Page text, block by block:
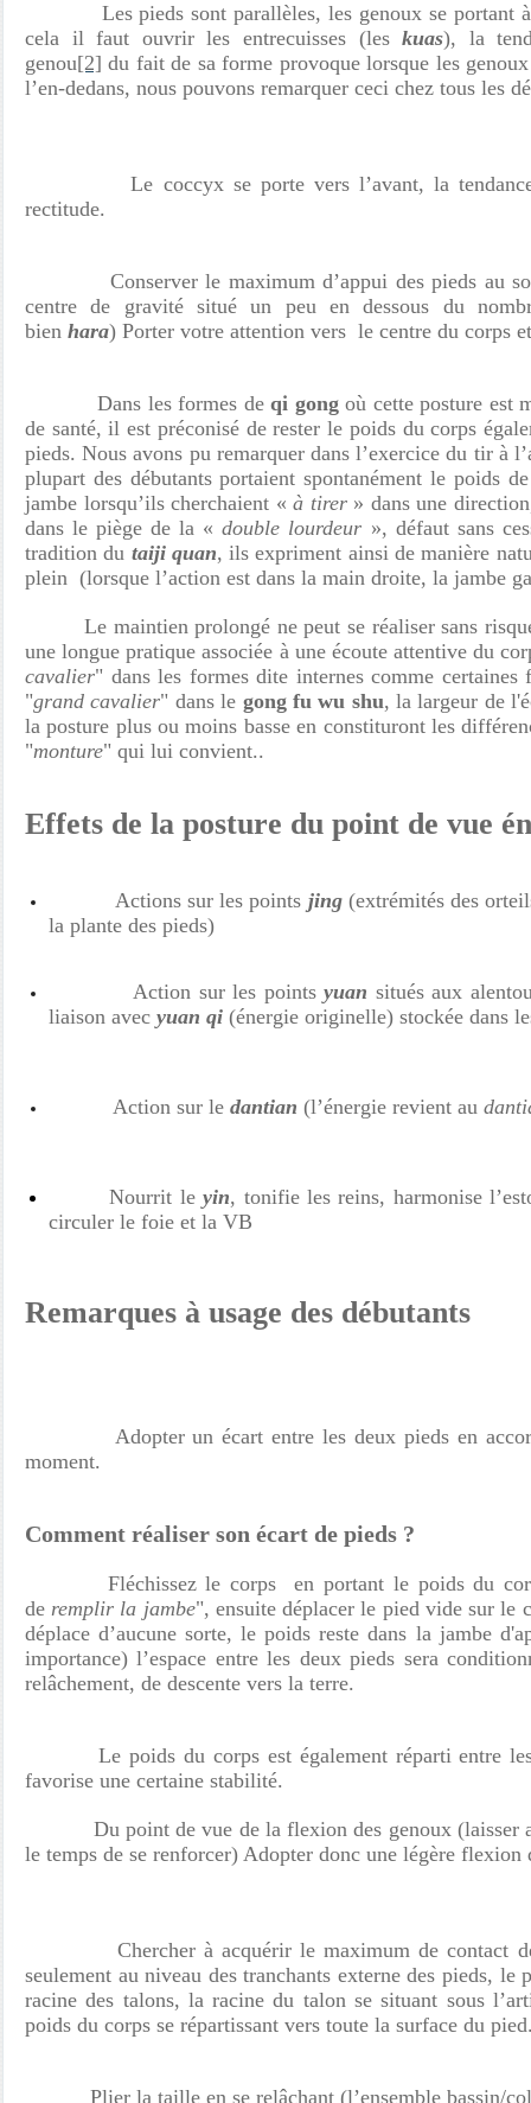
Les pieds sont parallèles, les genoux se portant à
cela il faut ouvrir les entrecuisses (leskuas), la
genou[2] du fait de sa forme provoque lorsque les
l’en-dedans, nous pouvons remarquer ceci chez tous les
Le coccyx se porte vers l’avant, la tendance
rectitude.
Conserver le maximum d’appui des pieds au sol.
centre de gravité situé un peu en dessous du
bien hara) Porter votre attention vers le centre du corps
Dans les formes deqi gongoù cette posture est
de santé, il est préconisé de rester le poids du corps
pieds. Nous avons pu remarquer dans l’exercice du tir à
plupart des débutants portaient spontanément le poids
jambe lorsqu’ils cherchaient « à tirer» dans une
dans le piège de la «double lourdeur », défaut sans
tradition du taiji quan, ils expriment ainsi de manière
plein (lorsque l’action est dans la main droite, la jambe
Le maintien prolongé ne peut se réaliser sans risque
une longue pratique associée à une écoute attentive du
cavalier" dans les formes dite internes comme
"grand cavalier" dans le gong fu wu shu, la largeur de
la posture plus ou moins basse en constituront les
"monture" qui lui convient..
Effets de la posture du point de vue
Actions sur les points jing(extrémités des
la plante des pieds)
Action sur les pointsyuan situés aux
liaison avec yuan qi (énergie originelle) stockée dans
Action sur le dantian (l’énergie revient au
Nourrit leyin, tonifie les reins, harmonise
circuler le foie et la VB
Remarques à usage des débutants
Adopter un écart entre les deux pieds en accord
moment.
Comment réaliser son écart de pieds ?
Fléchissez le corps en portant le poids du
deremplir la jambe", ensuite déplacer le pied vide sur le
déplace d’aucune sorte, le poids reste dans la jambe
importance) l’espace entre les deux pieds sera
relâchement, de descente vers la terre.
Le poids du corps est également réparti entre les
favorise une certaine stabilité.
Du point de vue de la flexion des genoux (laisser
le temps de se renforcer) Adopter donc une légère flexion
Chercher à acquérir le maximum de contact
seulement au niveau des tranchants externe des pieds,
racine des talons, la racine du talon se situant sous
poids du corps se répartissant vers toute la surface du
Plier la taille en se relâchant (l’ensemble bassin/